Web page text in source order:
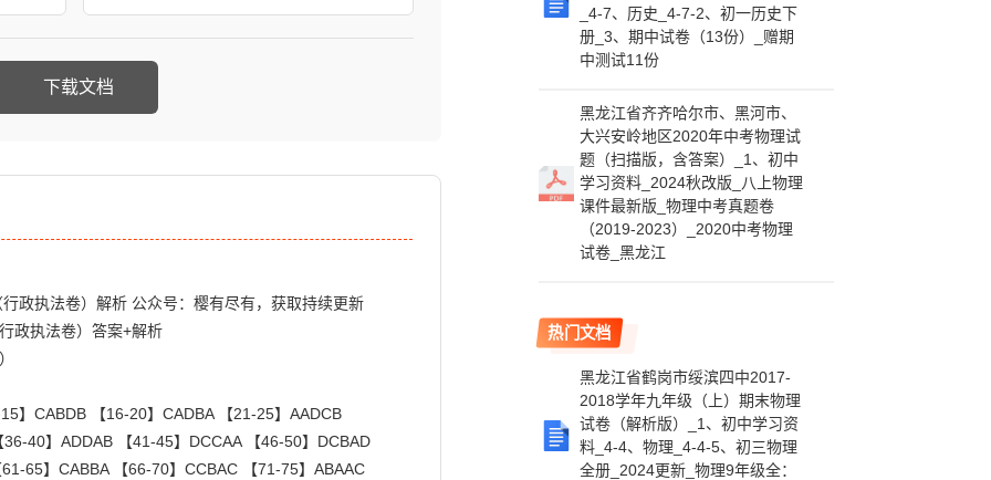
下载文档
_4-7、历史_4-7-2、初一历史下
册_3、期中试卷（13份）_赠期
中测试11份
黑龙江省齐齐哈尔市、黑河市、
大兴安岭地区2020年中考物理试
题（扫描版，含答案）_1、初中
学习资料_2024秋改版_八上物理
课件最新版_物理中考真题卷
（2019-2023）_2020中考物理
试卷_黑龙江
热门文档
黑龙江省鹤岗市绥滨四中2017-
2018学年九年级（上）期末物理
试卷（解析版）_1、初中学习资
料_4-4、物理_4-4-5、初三物理
全册_2024更新_物理9年级全：